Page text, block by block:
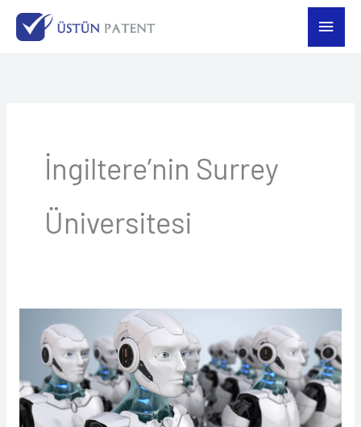
İçeriğe
atla
Ana
İngiltere’nin Surrey
Üniversitesi
Bana
Şok!